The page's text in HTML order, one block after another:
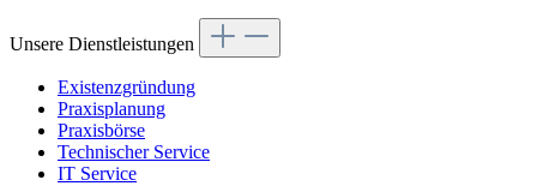
Unsere Dienstleistungen
Existenzgründung
Praxisplanung
Praxisbörse
Technischer Service
IT Service